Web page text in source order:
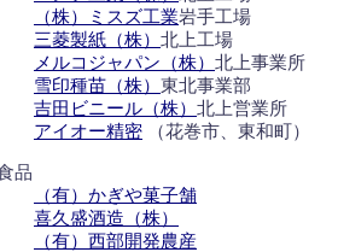
（株）ミスズ工業岩手工場
三菱製紙（株） 北上工場
メルコジャパン（株） 北上事業所
雪印種苗（株） 東北事業部
吉田ビニール（株） 北上営業所
アイオー精密 （花巻市、東和町）
品
（有）かぎや菓子舗
喜久盛酒造（株）
（有）西部開発農産